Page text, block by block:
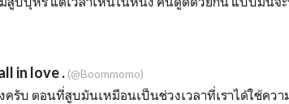
in love . (@Boommomo)
ครับ ตอนที่สูบมันเหมือนเป็นช่วงเวลาที่เราได้ใช้คว